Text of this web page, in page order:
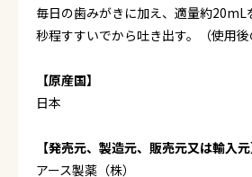
毎日の歯みがきに加え、適量約20mL
秒程すすいでから吐き出す。（使用後
【原産国】
日本
【発売元、製造元、販売元又は輸入元
アース製薬（株）